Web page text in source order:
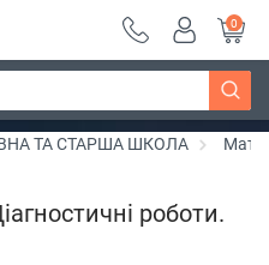
0
ТА СТАРША ШКОЛА
роботи.